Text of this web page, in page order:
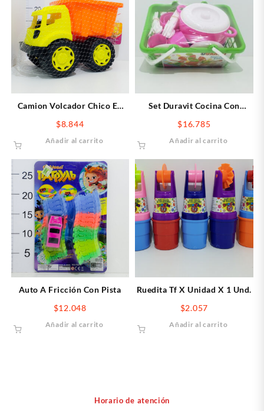
Camion Volcador Chico En
$8.844
Añadir al carrito
Set Duravit Cocina Con
Canasto
$16.785
Añadir al carrito
Auto A Fricción Con Pista
$12.048
Añadir al carrito
Ruedita Tf X Unidad X 1 Und.
$2.057
Añadir al carrito
Horario de atención